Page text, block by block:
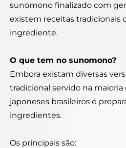
sunomono finalizado com
existem receitas tradicionais
ingrediente.
O que tem no sunomono?
Embora existam diversas
tradicional servido na
japoneses brasileiros é
ingredientes.
Os principais são: